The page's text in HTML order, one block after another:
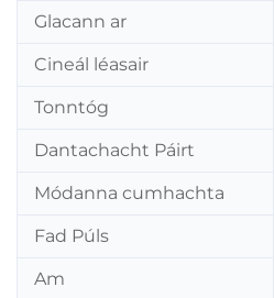
Glacann ar
Cineál léasair
Tonntóg
Dantachacht Páirt
Módanna cumhachta
Fad Púls
Am